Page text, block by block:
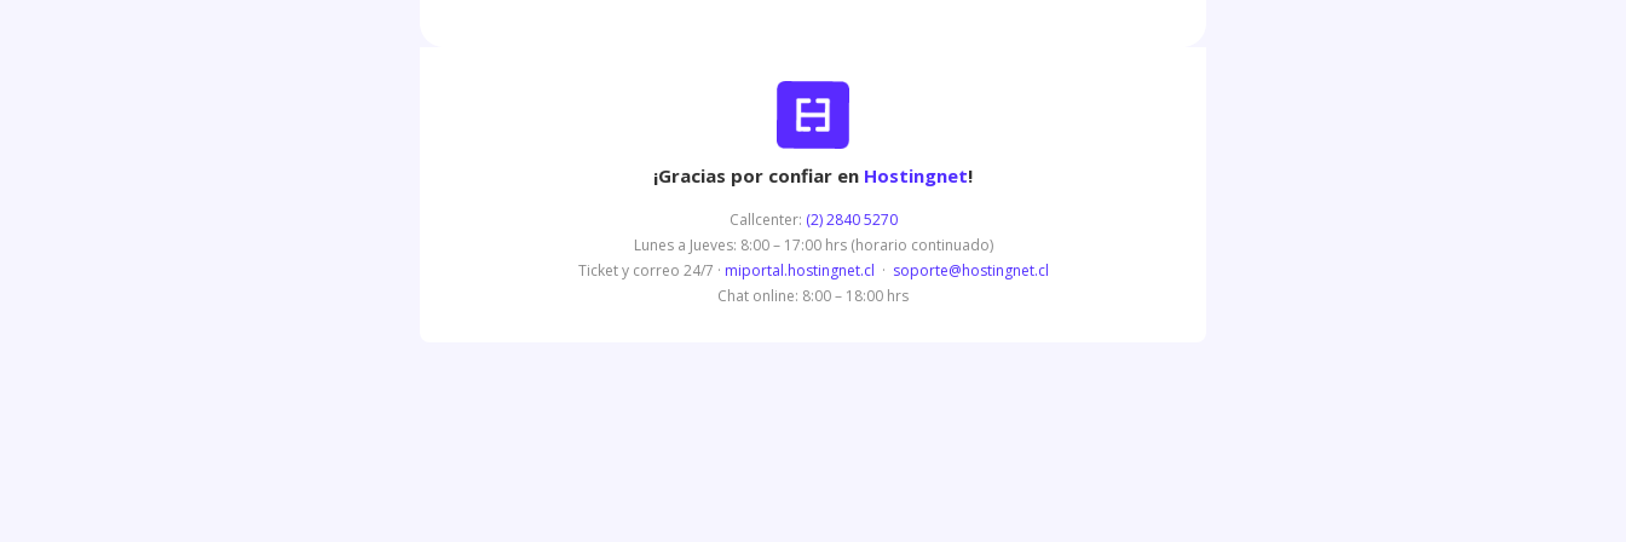
¡Gracias por confiar en Hostingnet!
Callcenter: (2) 2840 5270
Lunes a Jueves: 8:00 – 17:00 hrs (horario continuado)
Ticket y correo 24/7 · miportal.hostingnet.cl · soporte@hostingnet.cl
Chat online: 8:00 – 18:00 hrs